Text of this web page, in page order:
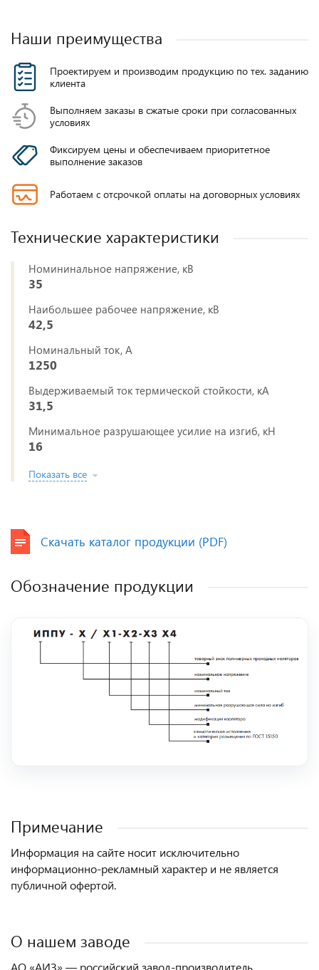
Наши преимущества
Проектируем и производим продукцию по тех. заданию
клиента
Выполняем заказы в сжатые сроки при согласованных
условиях
Фиксируем цены и обеспечиваем приоритетное
выполнение заказов
Работаем с отсрочкой оплаты на договорных условиях
Технические характеристики
Номининальное напряжение, кВ
35
Наибольшее рабочее напряжение, кВ
42,5
Номинальный ток, А
1250
Выдерживаемый ток термической стойкости, кА
31,5
Минимальное разрушающее усилие на изгиб, кН
16
Показать все
Скачать каталог продукции (PDF)
Обозначение продукции
Примечание
Информация на сайте носит исключительно
информационно-рекламный характер и не является
публичной офертой.
О нашем заводе
АО «АИЗ» — российский завод-производитель